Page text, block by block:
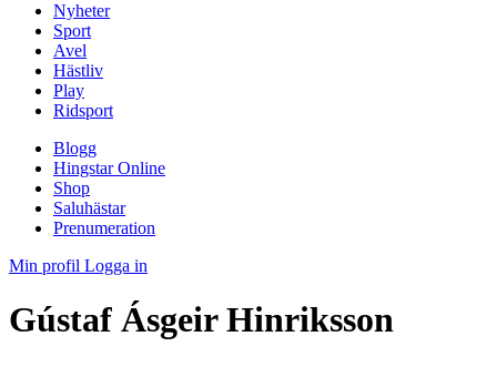
Nyheter
Sport
Avel
Hästliv
Play
Ridsport
Blogg
Hingstar Online
Shop
Saluhästar
Prenumeration
Min profil Logga in
Gústaf Ásgeir Hinriksson